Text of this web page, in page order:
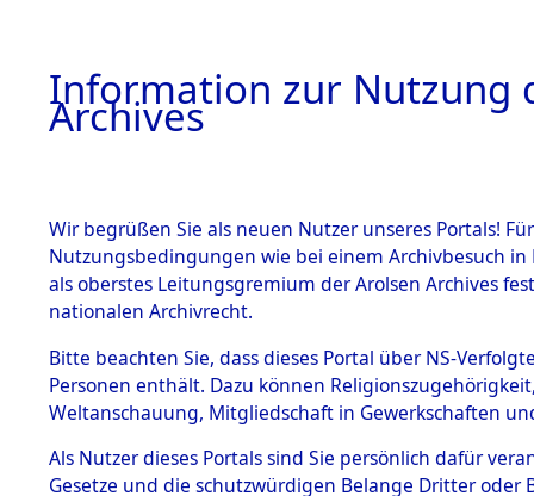
BESTÄNDE
1.
Inhaftierungsdoku
mente
1.2.9 Beim ITS
Effekten
0007
Information zur Nutzung
Archives
Wir begrüßen Sie als neuen Nutzer unseres Portals!
Nutzungsbedingungen wie bei einem Archivbesuch
als oberstes Leitungsgremium der Arolsen Archives
nationalen Archivrecht.
Bitte beachten Sie, dass dieses Portal über NS-
Personen enthält. Dazu können
Weltanschauung, Mitgliedschaft in Gewerkschaften
Als Nutzer dieses Portals sind Sie persönlich dafür
Gesetze und die schutzwürdigen Belange Dritter